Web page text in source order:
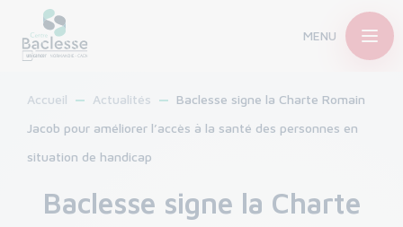
MENU
Accueil Actualités
Baclesse signe la Charte Romain
Jacob pour améliorer l’accès à la santé des personnes en
situation de handicap
Baclesse signe la Charte